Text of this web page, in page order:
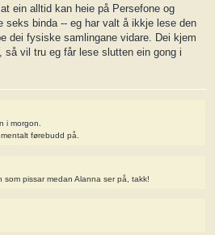
ein alltid kan heie på Persefone og
seks binda -- eg har valt å ikkje lese den
dei fysiske samlingane vidare. Dei kjem
vil tru eg får lese slutten ein gong i
i morgon.
førebudd på.
pissar medan Alanna ser på, takk!